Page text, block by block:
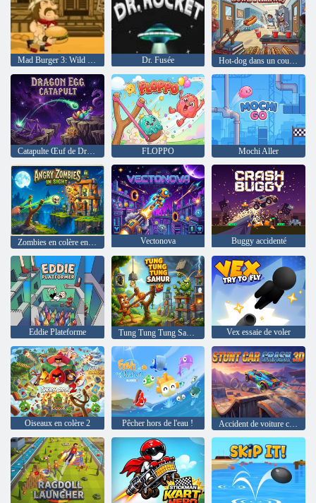
Mad Burger 3: Wild West Dr. Fusée Hot-dog dans un couloir
Catapulte Œuf de Dragon FLOPPO Mochi Aller
Vectonova Buggy accidenté
Eddie Plateforme Tung Tung Tung Sahur contre Zombie Vex essaie de voler
Oiseaux en colère 2 Pêcher hors de l'eau ! Accident de voiture cascadeuse 3D